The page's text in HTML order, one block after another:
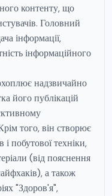
контенту, що
Головний
інформації,
інформаційного
надзвичайно
його публікацій
того, він створює
і побутової техніки,
(від пояснення
а також
"Здоров'я",